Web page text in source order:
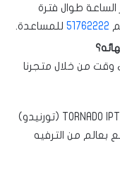
طوال فترة
51762222 للمساعدة.
من خلال متجرنا
استمتع بأفضل تجربة مشاهدة IPTV مع TORNADO IPTV (تورنيدو)
بعالم من الترفيه